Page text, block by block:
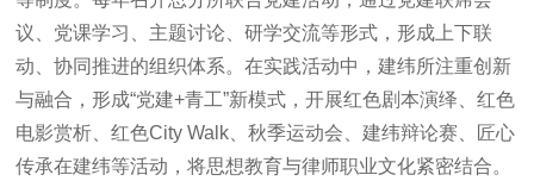
议、党课学习、主题讨论、研学交流等形式，形成上下联
动、协同推进的组织体系。在实践活动中，建纬所注重创新
与融合，形成“党建+青工”新模式，开展红色剧本演绎、红色
电影赏析、红色City Walk、秋季运动会、建纬辩论赛、匠心
传承在建纬等活动，将思想教育与律师职业文化紧密结合。